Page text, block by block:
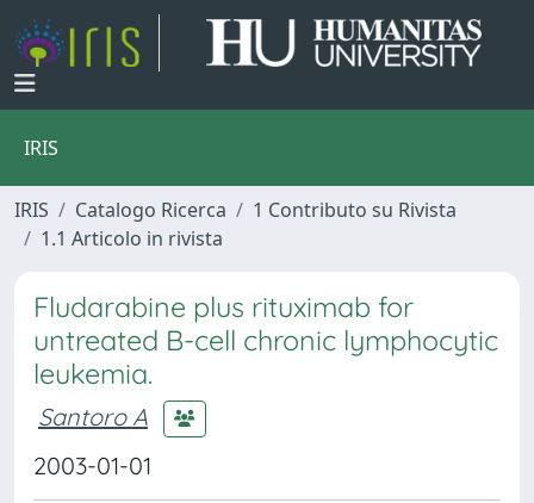
IRIS
IRIS Catalogo Ricerca
1 Contributo su Rivista
1.1 Articolo in rivista
Fludarabine plus rituximab for
untreated B-cell chronic lymphocytic
leukemia.
Santoro A
2003-01-01